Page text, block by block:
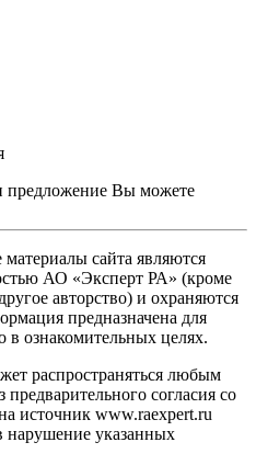
предложение Вы можете
сайта являются
АО «Эксперт РА» (кроме
авторство) и охраняются
предназначена для
в ознакомительных целях.
распространяться любым
согласия со
источник www.raexpert.ru
указанных